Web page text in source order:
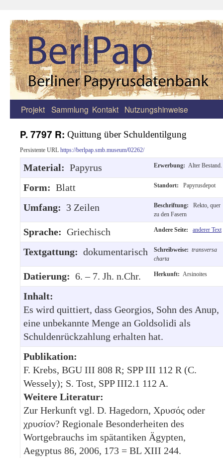
Zum
springen
Projekt Sammlung Kontakt Nutzungshinweise
P. 7797 R: Quittung über Schuldentilgung
Persistente URL https://berlpap.smb.museum/02262/
Material: Papyrus Erwerbung: Alter Bestand.
Form: Blatt Standort: Papyrusdepot
Umfang: 3 Zeilen Beschriftung:
Rekto, quer
zu den Fasern
Sprache: Griechisch Andere Seite: anderer Text
Textgattung: dokumentarisch Schreibweise: transversa
charta
Datierung: 6. – 7. Jh. n.Chr. Herkunft: Arsinoites
Inhalt:
Es wird quittiert, dass Georgios, Sohn des Anup,
eine unbekannte Menge an Goldsolidi als
Schuldenrückzahlung erhalten hat.
Publikation:
F. Krebs, BGU III 808 R; SPP III 112 R (C.
Wessely); S. Tost, SPP III2.1 112 A.
Weitere Literatur:
Zur Herkunft vgl. D. Hagedorn, Χρυσός oder
χρυσίον? Regionale Besonderheiten des
Wortgebrauchs im spätantiken Ägypten,
Aegyptus 86, 2006, 173 = BL XIII 244.